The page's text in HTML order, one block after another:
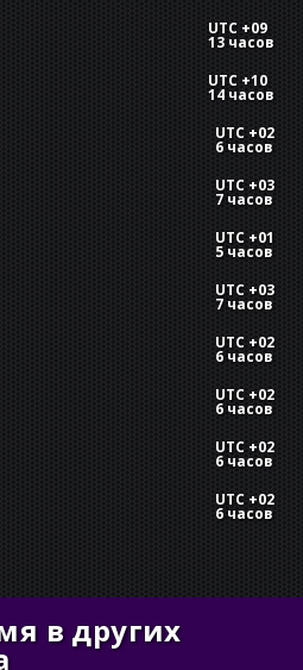
UTC +09
13 часов
UTC +10
14 часов
UTC +02
6 часов
UTC +03
7 часов
UTC +01
5 часов
UTC +03
7 часов
UTC +02
6 часов
UTC +02
6 часов
UTC +02
6 часов
UTC +02
6 часов
в других